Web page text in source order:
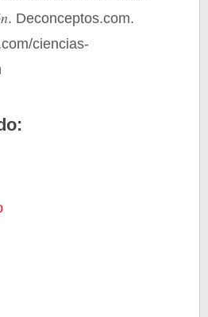
. Deconceptos.com.
ciencias-